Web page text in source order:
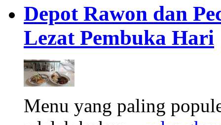
Depot Rawon dan
Lezat Pembuka Hari
Menu yang paling